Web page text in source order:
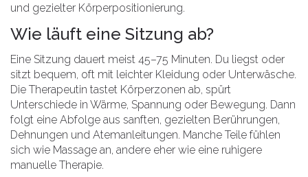
und gezielter Körperpositionierung.
Wie läuft eine Sitzung ab?
Eine Sitzung dauert meist 45–75 Minuten. Du liegst oder
sitzt bequem, oft mit leichter Kleidung oder Unterwäsche.
Die Therapeutin tastet Körperzonen ab, spürt
Unterschiede in Wärme, Spannung oder Bewegung. Dann
folgt eine Abfolge aus sanften, gezielten Berührungen,
Dehnungen und Atemanleitungen. Manche Teile fühlen
sich wie Massage an, andere eher wie eine ruhigere
manuelle Therapie.